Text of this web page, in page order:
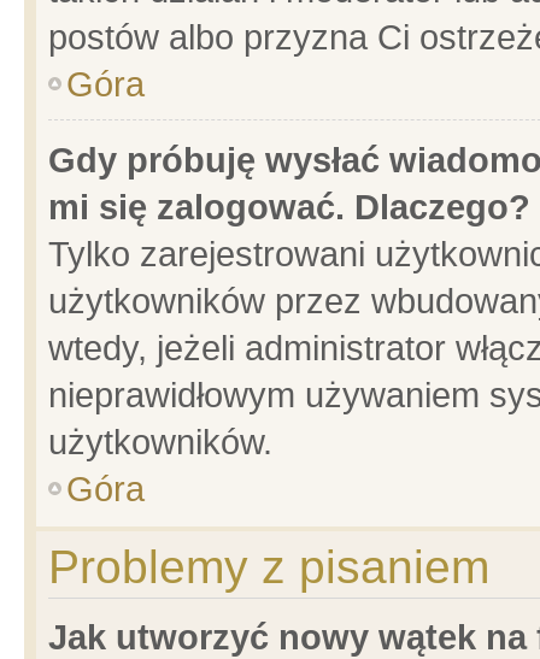
postów albo przyzna Ci
Góra
Gdy próbuję wysłać
mi się zalogować. Dlaczego?
Tylko zarejestrowani
użytkowników przez
wtedy, jeżeli administrator
nieprawidłowym używaniem
użytkowników.
Góra
Problemy z pisaniem
Jak utworzyć nowy wątek na